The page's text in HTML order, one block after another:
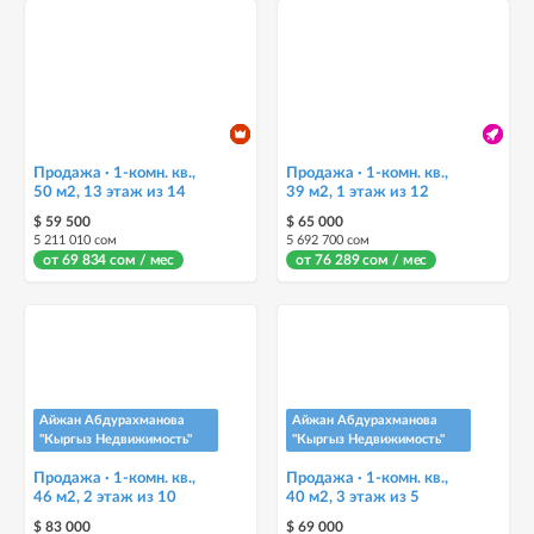
Продажа · 1-комн. кв.,
50 м2, 13 этаж из 14
$ 59 500
5 211 010 сом
от 69 834 сом / мес
Продажа · 1-комн. кв.,
39 м2, 1 этаж из 12
$ 65 000
5 692 700 сом
от 76 289 сом / мес
Айжан Абдурахманова
"Кыргыз Недвижимость"
Продажа · 1-комн. кв.,
46 м2, 2 этаж из 10
$ 83 000
Айжан Абдурахманова
"Кыргыз Недвижимость"
Продажа · 1-комн. кв.,
40 м2, 3 этаж из 5
$ 69 000